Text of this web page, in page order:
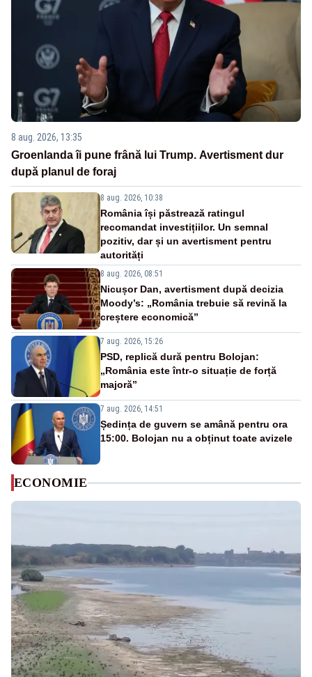
8 aug. 2026, 13:35
Groenlanda îi pune frână lui Trump. Avertisment dur
după planul de foraj
8 aug. 2026, 10:38
România își păstrează ratingul
recomandat investițiilor. Un semnal
pozitiv, dar și un avertisment pentru
autorități
8 aug. 2026, 08:51
Nicușor Dan, avertisment după decizia
Moody’s: „România trebuie să revină la
creștere economică”
7 aug. 2026, 15:26
PSD, replică dură pentru Bolojan:
„România este într-o situație de forță
majoră”
7 aug. 2026, 14:51
Ședința de guvern se amână pentru ora
15:00. Bolojan nu a obținut toate avizele
ECONOMIE